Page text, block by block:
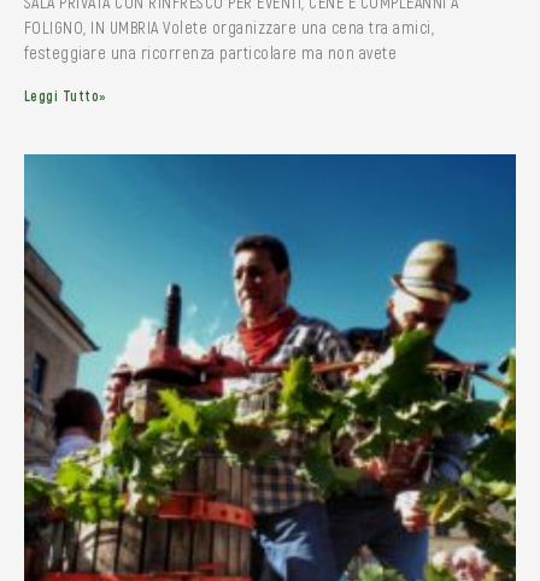
FOLIGNO, IN UMBRIA Volete organizzare una cena tra amici,
festeggiare una ricorrenza particolare ma non avete
Leggi Tutto»